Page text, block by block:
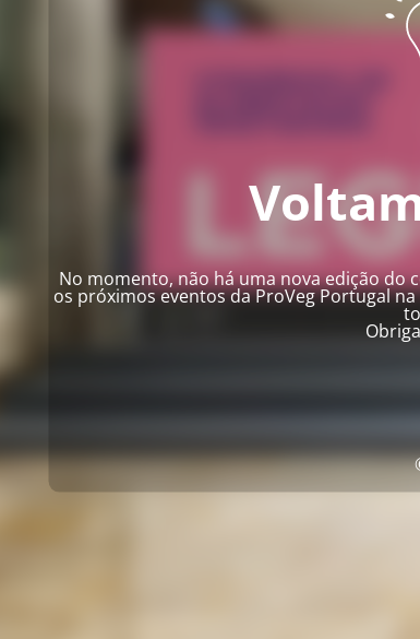
No momento, não há uma nova edição do
os próximos eventos da ProVeg Portugal na